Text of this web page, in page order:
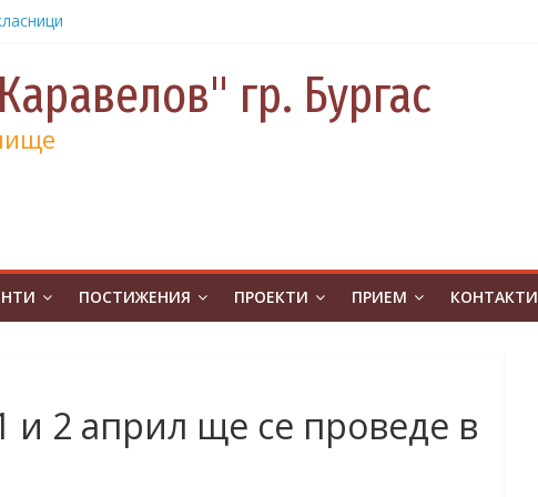
и 130
с
на
гр. Бургас
ПОСТИЖЕНИЯ ПРОЕКТИ ПРИЕМ КОНТАКТИ
и 2 април ще се проведе в